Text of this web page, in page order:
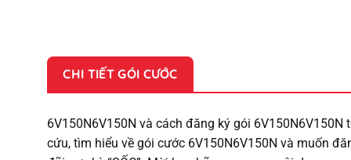
CHI TIẾT GÓI CƯỚC
6V150N6V150N và cách đăng ký gói
cứu, tìm hiểu về gói cước 6V150N6V150N và muốn